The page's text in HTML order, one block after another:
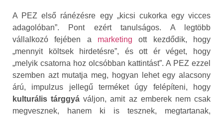
A PEZ első ránézésre egy „kicsi cukorka egy vicces
adagolóban”. Pont ezért tanulságos. A legtöbb
vállalkozó fejében a marketing ott kezdődik, hogy
„mennyit költsek hirdetésre”, és ott ér véget, hogy
„melyik csatorna hoz olcsóbban kattintást”. A PEZ ezzel
szemben azt mutatja meg, hogyan lehet egy alacsony
árú, impulzus jellegű terméket úgy felépíteni, hogy
kulturális tárggyá váljon, amit az emberek nem csak
megvesznek, hanem ki is tesznek, megtartanak,